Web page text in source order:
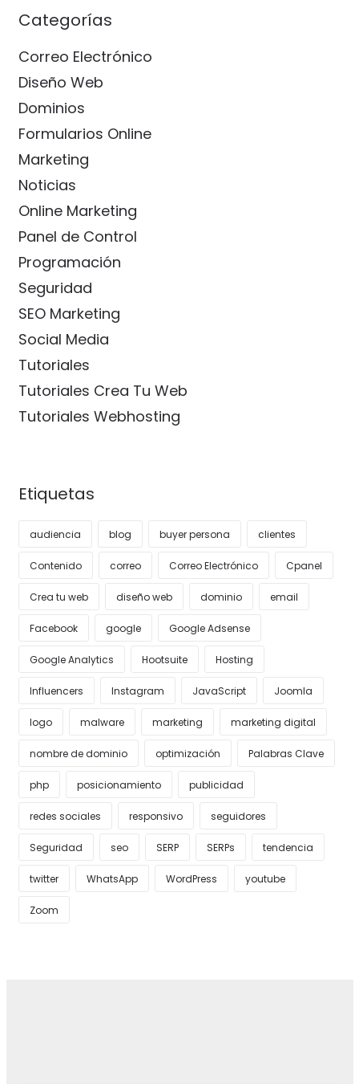
Categorías
Correo Electrónico
Diseño Web
Dominios
Formularios Online
Marketing
Noticias
Online Marketing
Panel de Control
Programación
Seguridad
SEO Marketing
Social Media
Tutoriales
Tutoriales Crea Tu Web
Tutoriales Webhosting
Etiquetas
audiencia blog buyer persona clientes
Contenido correo Correo Electrónico Cpanel
Crea tu web diseño web dominio email
Facebook google Google Adsense
Google Analytics Hootsuite Hosting
Influencers Instagram JavaScript Joomla
logo malware marketing marketing digital
nombre de dominio optimización Palabras Clave
php posicionamiento publicidad
redes sociales responsivo seguidores
Seguridad seo SERP SERPs tendencia
twitter WhatsApp WordPress youtube
Zoom